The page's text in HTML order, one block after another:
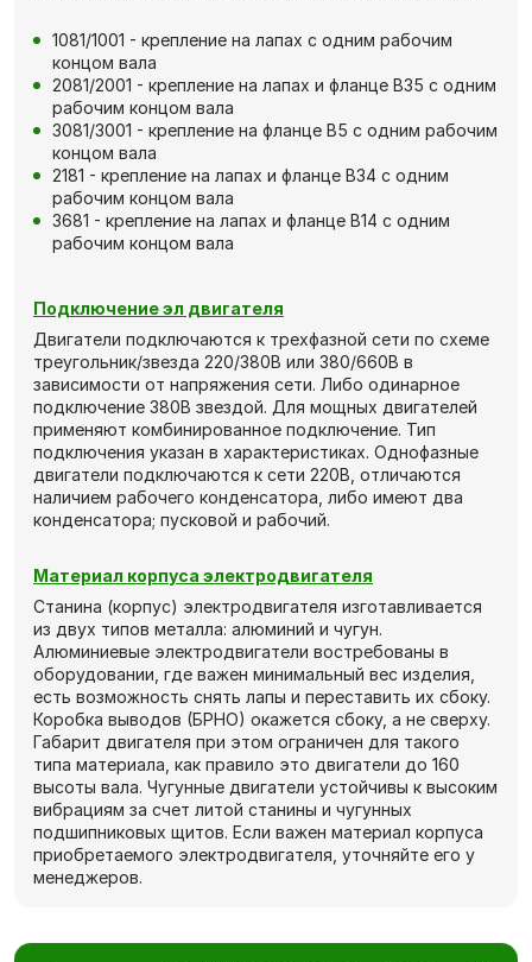
1081/1001 - крепление на лапах с одним рабочим
концом вала
2081/2001 - крепление на лапах и фланце В35 с одним
рабочим концом вала
3081/3001 - крепление на фланце В5 с одним рабочим
концом вала
2181 - крепление на лапах и фланце В34 с одним
рабочим концом вала
3681 - крепление на лапах и фланце В14 с одним
рабочим концом вала
Подключение эл двигателя
Двигатели подключаются к трехфазной сети по схеме
треугольник/звезда 220/380В или 380/660В в
зависимости от напряжения сети. Либо одинарное
подключение 380В звездой. Для мощных двигателей
применяют комбинированное подключение. Тип
подключения указан в характеристиках. Однофазные
двигатели подключаются к сети 220В, отличаются
наличием рабочего конденсатора, либо имеют два
конденсатора; пусковой и рабочий.
Материал корпуса электродвигателя
Станина (корпус) электродвигателя изготавливается
из двух типов металла: алюминий и чугун.
Алюминиевые электродвигатели востребованы в
оборудовании, где важен минимальный вес изделия,
есть возможность снять лапы и переставить их сбоку.
Коробка выводов (БРНО) окажется сбоку, а не сверху.
Габарит двигателя при этом ограничен для такого
типа материала, как правило это двигатели до 160
высоты вала. Чугунные двигатели устойчивы к высоким
вибрациям за счет литой станины и чугунных
подшипниковых щитов. Если важен материал корпуса
приобретаемого электродвигателя, уточняйте его у
менеджеров.